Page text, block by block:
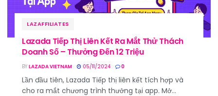
LAZAFFILIATES
Lazada Tiếp Thị Liên Kết Ra Mắt Thử Thách
Doanh Số – Thưởng Đến 12 Triệu
BY LAZADA VIETNAM 05/11/2024 0
Lần đầu tiên, Lazada Tiếp thị liên kết tích hợp và
cho ra mắt chương trình thưởng tại app. Mở...